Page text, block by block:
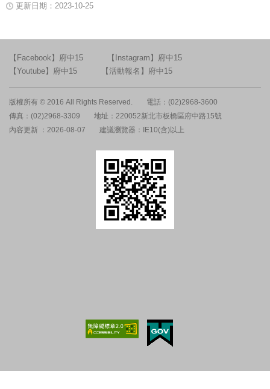
更新日期：2023-10-25
【Facebook】府中15
【Instagram】府中15
【Youtube】府中15
【活動報名】府中15
版權所有 © 2016 All Rights Reserved.
電話：(02)2968-3600
傳真：(02)2968-3309
地址：220052新北市板橋區府中路15號
內容更新 ：2026-08-07
建議瀏覽器：IE10(含)以上